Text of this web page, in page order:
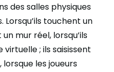
des salles physiques
touchent un
mur réel, lorsqu’ils
virtuelle ; ils saisissent
les joueurs